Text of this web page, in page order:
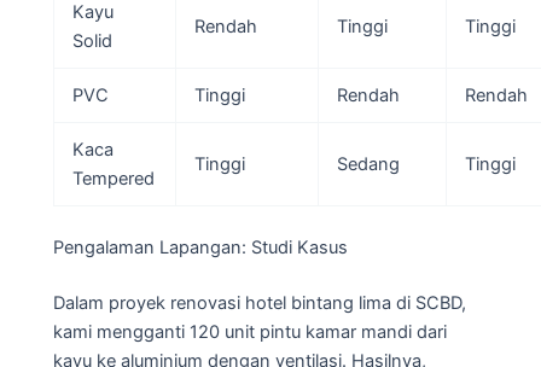
Kayu
Solid
Rendah Tinggi Tinggi
PVC Tinggi Rendah Rendah
Kaca
Tempered
Tinggi Sedang Tinggi
Pengalaman Lapangan: Studi Kasus
Dalam proyek renovasi hotel bintang lima di SCBD,
kami mengganti 120 unit pintu kamar mandi dari
kayu ke aluminium dengan ventilasi. Hasilnya,